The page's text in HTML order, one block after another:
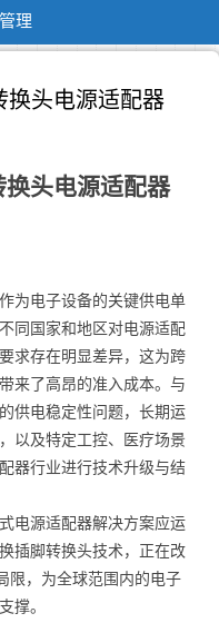
管理
换头电源适配器
头电源适配器
为电子设备的关键供电单
同国家和地区对电源适配
求存在明显差异，这为跨
来了高昂的准入成本。与
供电稳定性问题，长期运
以及特定工控、医疗场景
器行业进行技术升级与结
电源适配器解决方案应运
插脚转换头技术，正在改
限，为全球范围内的电子
撑。